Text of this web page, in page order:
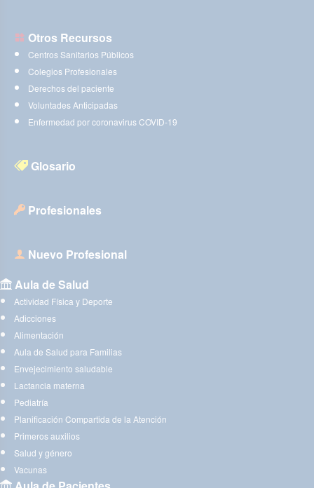
Otros Recursos
Centros Sanitarios Públicos
Colegios Profesionales
Derechos del paciente
Voluntades Anticipadas
Enfermedad por coronavirus COVID-19
Glosario
Profesionales
Nuevo Profesional
Aula de Salud
Actividad Física y Deporte
Adicciones
Alimentación
Aula de Salud para Familias
Envejecimiento saludable
Lactancia materna
Pediatría
Planificación Compartida de la Atención
Primeros auxilios
Salud y género
Vacunas